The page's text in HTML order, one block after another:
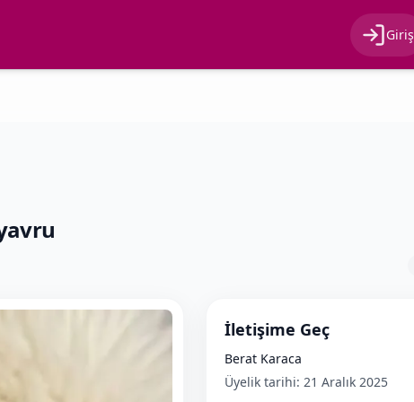
Giriş
Giriş
İletişime Geç
Berat Karaca
Üyelik tarihi: 21 Aralık 2025